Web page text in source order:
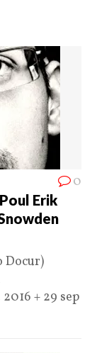
0
Erik
Docur)
+ 29 sep